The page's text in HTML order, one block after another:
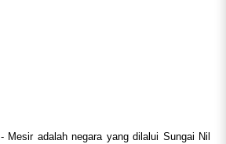
- Mesir adalah negara yang dilalui Sungai Nil